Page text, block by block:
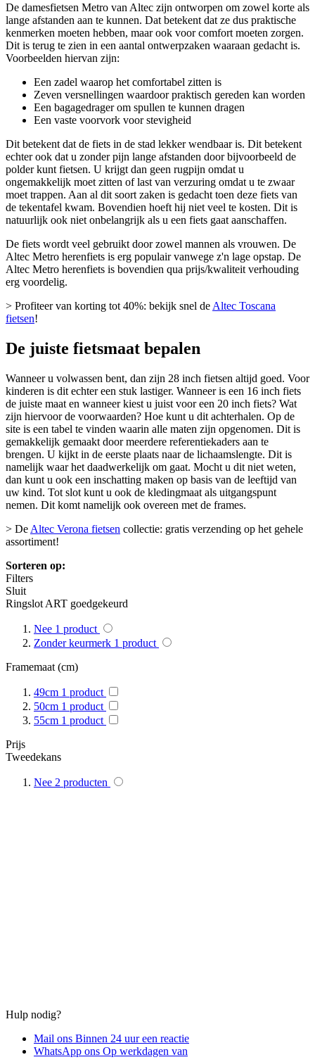
De damesfietsen Metro van Altec zijn ontworpen om zowel korte als
lange afstanden aan te kunnen. Dat betekent dat ze dus praktische
kenmerken moeten hebben, maar ook voor comfort moeten zorgen.
Dit is terug te zien in een aantal ontwerpzaken waaraan gedacht is.
Voorbeelden hiervan zijn:
Een zadel waarop het comfortabel zitten is
Zeven versnellingen waardoor praktisch gereden kan worden
Een bagagedrager om spullen te kunnen dragen
Een vaste voorvork voor stevigheid
Dit betekent dat de fiets in de stad lekker wendbaar is. Dit betekent
echter ook dat u zonder pijn lange afstanden door bijvoorbeeld de
polder kunt fietsen. U krijgt dan geen rugpijn omdat u
ongemakkelijk moet zitten of last van verzuring omdat u te zwaar
moet trappen. Aan al dit soort zaken is gedacht toen deze fiets van
de tekentafel kwam. Bovendien hoeft hij niet veel te kosten. Dit is
natuurlijk ook niet onbelangrijk als u een fiets gaat aanschaffen.
De fiets wordt veel gebruikt door zowel mannen als vrouwen. De
Altec Metro herenfiets is erg populair vanwege z'n lage opstap. De
Altec Metro herenfiets is bovendien qua prijs/kwaliteit verhouding
erg voordelig.
> Profiteer van korting tot 40%: bekijk snel de Altec Toscana
fietsen!
De juiste fietsmaat bepalen
Wanneer u volwassen bent, dan zijn 28 inch fietsen altijd goed. Voor
kinderen is dit echter een stuk lastiger. Wanneer is een 16 inch fiets
de juiste maat en wanneer kiest u juist voor een 20 inch fiets? Wat
zijn hiervoor de voorwaarden? Hoe kunt u dit achterhalen. Op de
site is een tabel te vinden waarin alle maten zijn opgenomen. Dit is
gemakkelijk gemaakt door meerdere referentiekaders aan te
brengen. U kijkt in de eerste plaats naar de lichaamslengte. Dit is
namelijk waar het daadwerkelijk om gaat. Mocht u dit niet weten,
dan kunt u ook een inschatting maken op basis van de leeftijd van
uw kind. Tot slot kunt u ook de kledingmaat als uitgangspunt
nemen. Dit komt namelijk ook overeen met de frames.
> De Altec Verona fietsen collectie: gratis verzending op het gehele
assortiment!
Sorteren op:
Filters
Sluit
Ringslot ART goedgekeurd
Nee 1 product
Zonder keurmerk 1 product
Framemaat (cm)
49cm 1 product
50cm 1 product
55cm 1 product
Prijs
Tweedekans
Nee 2 producten
Hulp nodig?
Mail ons Binnen 24 uur een reactie
WhatsApp ons Op werkdagen van